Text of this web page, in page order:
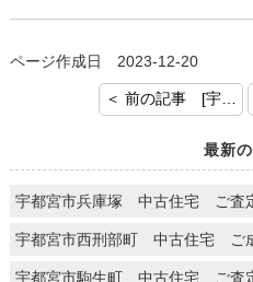
ページ作成日 2023-12-20
＜ 前の記事 [宇都宮市御幸町 土地 ご成約おめでとうございます]
最新
宇都宮市兵庫塚 中古住宅 ご査
宇都宮市西刑部町 中古住宅 ご
宇都宮市駒生町 中古住宅 ご査